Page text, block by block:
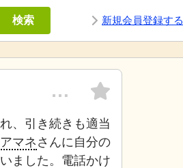
検索 新規会員登録する
…
、引き続きも適当
マネ さんに自分の
ました。電話かけ